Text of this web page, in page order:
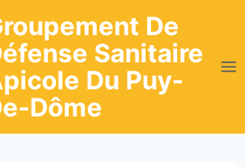
De
Sanitaire
Du Puy-
Dôme